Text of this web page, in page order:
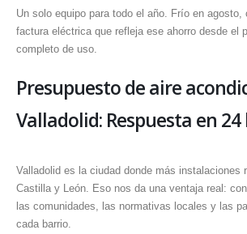
Un solo equipo para todo el año. Frío en agosto,
factura eléctrica que refleja ese ahorro desde el
completo de uso.
Presupuesto de aire
Valladolid: Respuesta en
Valladolid es la ciudad donde más instalaciones
Castilla y León. Eso nos da una ventaja real:
las comunidades, las normativas locales y las
cada barrio.